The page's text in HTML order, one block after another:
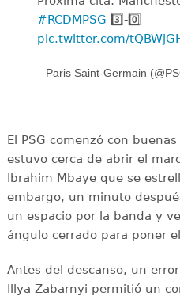
#RCDMPSG 3️⃣-0️⃣
pic.twitter.com/
— Paris Saint-Germain
El PSG comenzó con
estuvo cerca de abrir el
Ibrahim Mbaye que se
embargo, un minuto
un espacio por la banda y
ángulo cerrado para poner
Antes del descanso, un
Illya Zabarnyi permitió un